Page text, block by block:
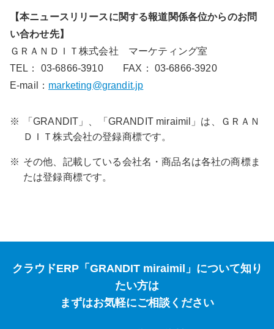
【本ニュースリリースに関する報道関係各位からのお問
い合わせ先】
ＧＲＡＮＤＩＴ株式会社 マーケティング室
TEL： 03-6866-3910 FAX： 03-6866-3920
E-mail： marketing@grandit.jp
※
「GRANDIT」、「GRANDIT miraimil」は、ＧＲＡＮ
ＤＩＴ株式会社の登録商標です。
※ その他、記載している会社名・商品名は各社の商標ま
たは登録商標です。
クラウドERP「GRANDIT miraimil」について知り
たい方は
まずはお気軽にご相談ください